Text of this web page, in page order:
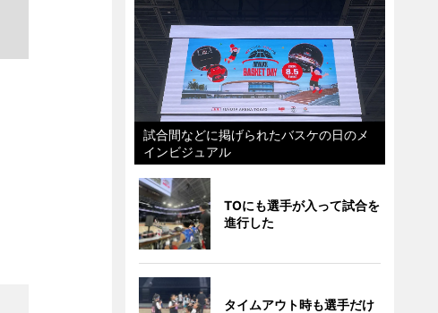
試合間などに掲げられたバスケの日のメ
インビジュアル
TOにも選手が入って試合を
進行した
タイムアウト時も選手だけ